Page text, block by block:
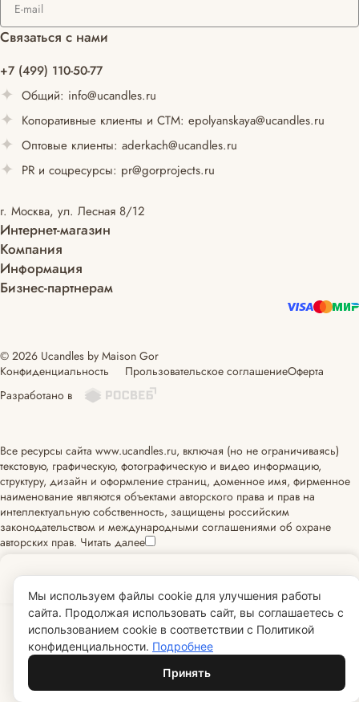
Связаться с нами
+7 (499) 110-50-77
Общий: info@ucandles.ru
Копоративные клиенты и СТМ: epolyanskaya@ucandles.ru
Оптовые клиенты: aderkach@ucandles.ru
PR и соцресурсы: pr@gorprojects.ru
г. Москва, ул. Лесная 8/12
Интернет-магазин
Компания
Информация
Бизнес-партнерам
© 2026 Ucandles by Maison Gor
Конфиденциальность
Прользовательское соглашениеОферта
Разработано в
Все ресурсы сайта www.ucandles.ru, включая (но не ограничиваясь)
текстовую, графическую, фотографическую и видео информацию,
структуру, дизайн и оформление страниц, доменное имя, фирменное
наименование являются объектами авторского права и прав на
интеллектуальную собственность, защищены российским
законодательством и международными соглашениями об охране
авторских прав. Читать далее
Главная Каталог Корзина Избранные Кабинет
Мы используем файлы cookie для улучшения работы
сайта. Продолжая использовать сайт, вы соглашаетесь с
использованием cookie в соответствии с Политикой
конфиденциальности. Подробнее
Принять